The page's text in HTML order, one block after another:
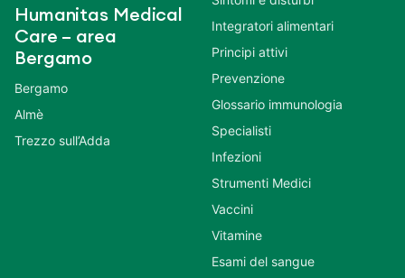
Humanitas Medical
Care – area
Bergamo
Bergamo
Almè
Trezzo sull’Adda
Integratori alimentari
Principi attivi
Prevenzione
Glossario immunologia
Specialisti
Infezioni
Strumenti Medici
Vaccini
Vitamine
Esami del sangue